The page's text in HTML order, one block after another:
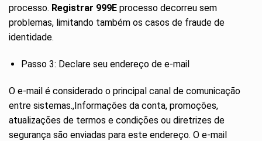
processo. Registrar 999E processo decorreu sem
problemas, limitando também os casos de fraude de
identidade.
Passo 3: Declare seu endereço de e-mail
O e-mail é considerado o principal canal de comunicação
entre sistemas.,Informações da conta, promoções,
atualizações de termos e condições ou diretrizes de
segurança são enviadas para este endereço. O e-mail